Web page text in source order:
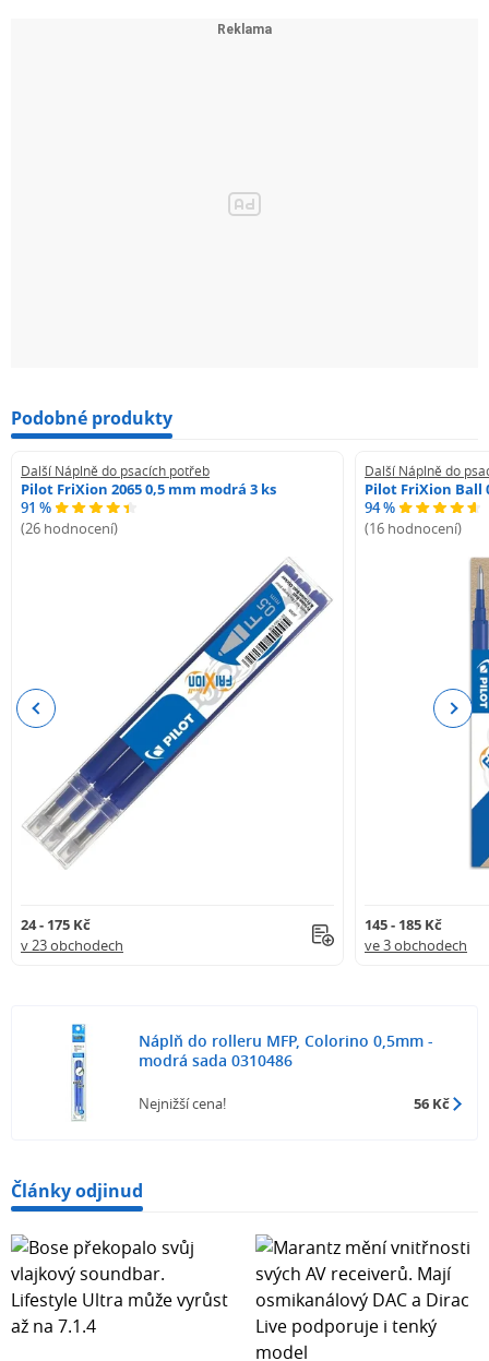
Podobné produkty
Další Náplně do psacích potřeb
Pilot FriXion 2065 0,5 mm modrá 3 ks
91 %
(26 hodnocení)
24 - 175 Kč
v 23 obchodech
Další Náplně do
Pilot FriXion Ball
94 %
(16 hodnocení)
145 - 185 Kč
ve 3 obchodech
Previous Next
Náplň do rolleru MFP, Colorino 0,5mm -
modrá sada 0310486
Nejnižší cena! 56 Kč
Články odjinud